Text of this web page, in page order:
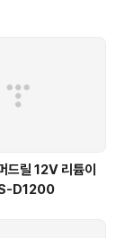
드릴 12V 리튬이
D1200